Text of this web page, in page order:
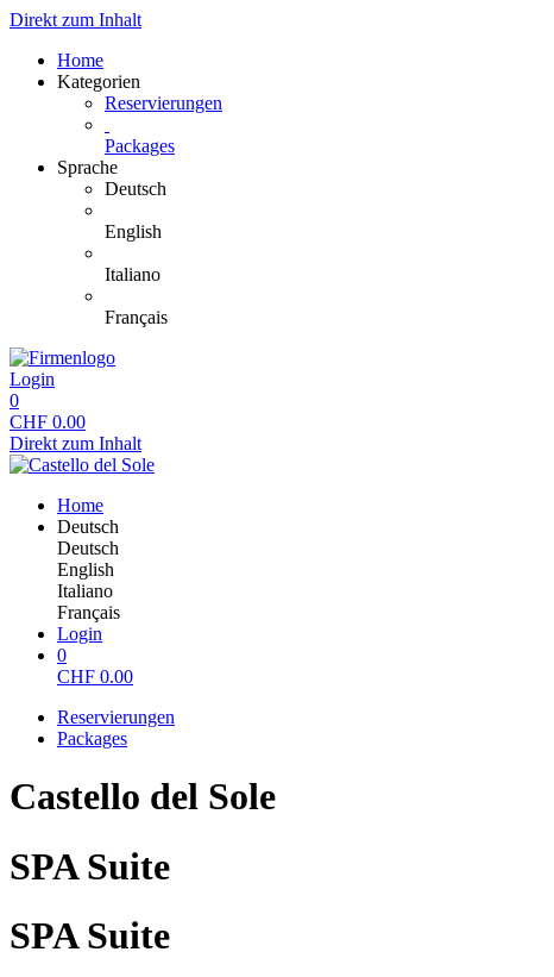
Direkt zum Inhalt
Home
Kategorien
Reservierungen
Packages
Sprache
Deutsch
English
Italiano
Français
Login
0
CHF 0.00
Direkt zum Inhalt
Home
Deutsch
Deutsch
English
Italiano
Français
Login
0
CHF 0.00
Reservierungen
Packages
Castello del Sole
SPA Suite
SPA Suite